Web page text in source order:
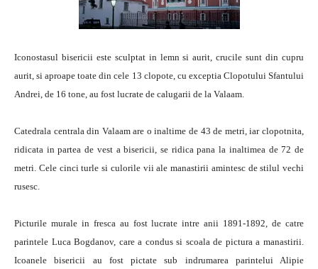
Iconostasul bisericii este sculptat in lemn si aurit, crucile sunt din cupru
aurit, si aproape toate din cele 13 clopote, cu exceptia Clopotului Sfantului
Andrei, de 16 tone, au fost lucrate de calugarii de la Valaam.
Catedrala centrala din Valaam are o inaltime de 43 de metri, iar clopotnita,
ridicata in partea de vest a bisericii, se ridica pana la inaltimea de 72 de
metri. Cele cinci turle si culorile vii ale manastirii amintesc de stilul vechi
rusesc.
Picturile murale in fresca au fost lucrate intre anii 1891-1892, de catre
parintele Luca Bogdanov, care a condus si scoala de pictura a manastirii.
Icoanele bisericii au fost pictate sub indrumarea parintelui Alipie